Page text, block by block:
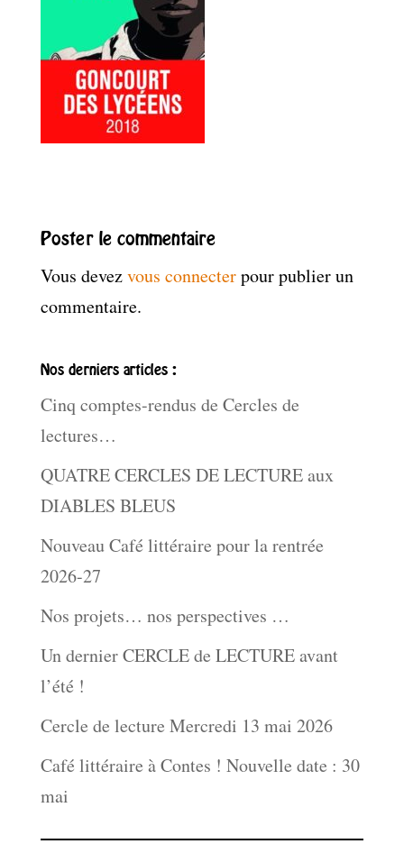
Poster le commentaire
Vous devezvous connecterpour publier un
commentaire.
Nos derniers articles :
Cinq comptes-rendus de Cercles de
lectures…
QUATRE CERCLES DE LECTURE aux
DIABLES BLEUS
Nouveau Café littéraire pour la rentrée
2026-27
Nos projets… nos perspectives …
Un dernier CERCLE de LECTURE avant
l’été !
Cercle de lecture Mercredi 13 mai 2026
Café littéraire à Contes ! Nouvelle date : 30
mai